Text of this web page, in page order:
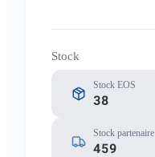
Stock
Stock EOS
38
Stock partenaire
459